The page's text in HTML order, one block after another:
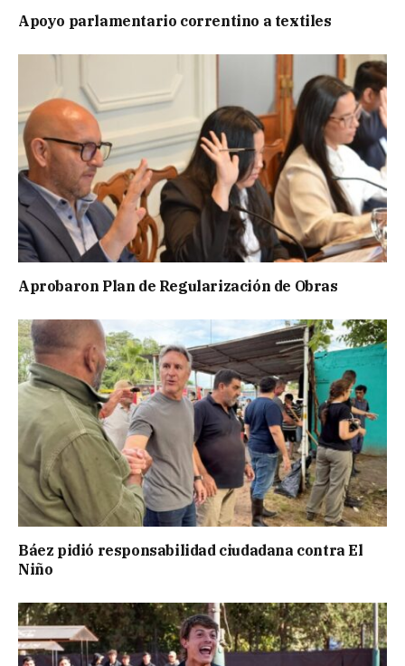
Apoyo parlamentario correntino a textiles
Aprobaron Plan de Regularización de Obras
Báez pidió responsabilidad ciudadana contra El
Niño